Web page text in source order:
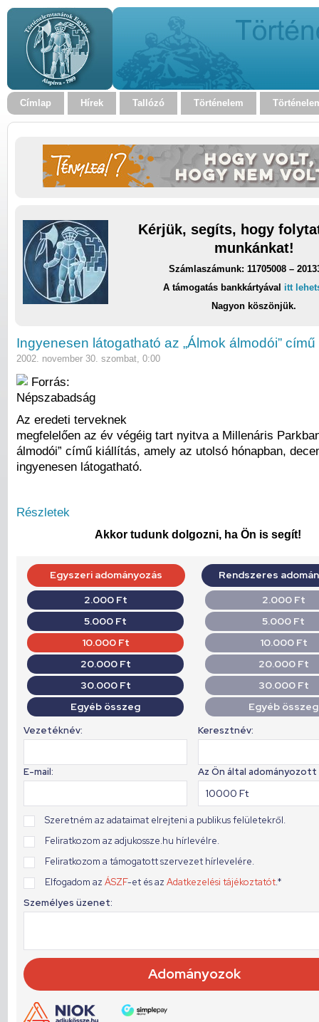
Címlap Hírek Tallózó Történelem
Kérjük, segíts, hogy
munkánkat!
Számlaszámunk: 11705008 –
A támogatás bankkártyával itt
Nagyon köszönjük.
Ingyenesen látogatható az „Álmok álmodói”
2002. november 30. szombat, 0:00
Forrás:
Népszabadság
Az eredeti terveknek
megfelelően az év végéig tart nyitva a Millenáris
álmodói” című kiállítás, amely az utolsó hónapban,
ingyenesen látogatható.
Részletek
Akkor tudunk dolgozni, ha Ön is segít!